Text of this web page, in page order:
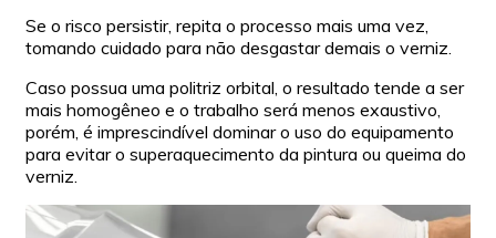
Se o risco persistir, repita o processo mais uma vez,
tomando cuidado para não desgastar demais o verniz.
Caso possua uma politriz orbital, o resultado tende a ser
mais homogêneo e o trabalho será menos exaustivo,
porém, é imprescindível dominar o uso do equipamento
para evitar o superaquecimento da pintura ou queima do
verniz.